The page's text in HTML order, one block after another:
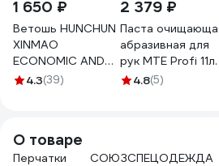
1 650 ₽
Ветошь HUNCHUN
XINMAO
ECONOMIC AND
TRADE CO., LTD
4.3(39)
2 379 ₽
Паста
абразивная для
рук MTE Profi 11л
2893920011
4.8(5)
О товаре
Перчатки